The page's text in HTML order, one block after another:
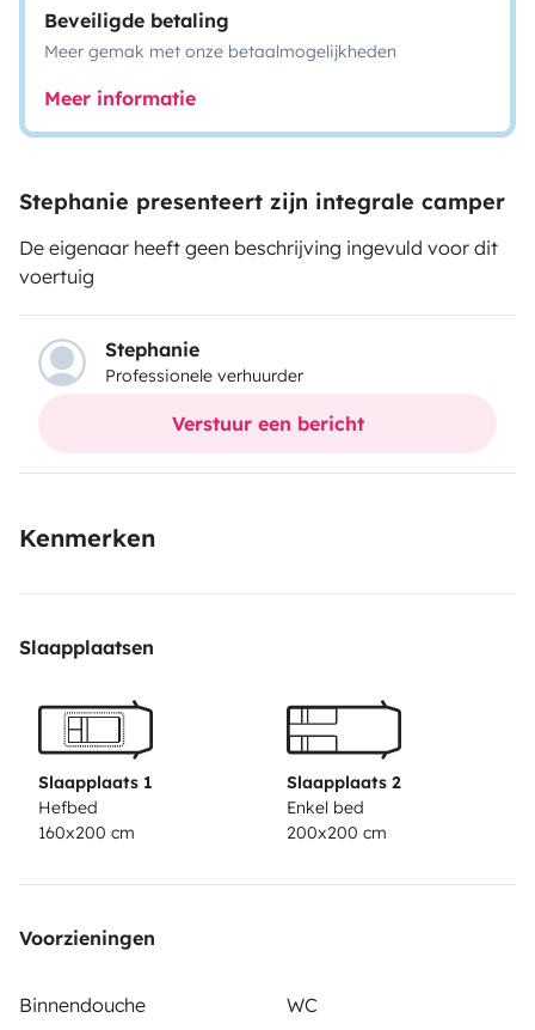
Beveiligde betaling
Meer gemak met onze betaalmogelijkheden
Meer informatie
Stephanie presenteert zijn integrale camper
De eigenaar heeft geen beschrijving ingevuld voor dit
voertuig
Stephanie
Professionele verhuurder
Verstuur een bericht
Kenmerken
Slaapplaatsen
Slaapplaats 1
Hefbed
160x200 cm
Slaapplaats 2
Enkel bed
200x200 cm
Voorzieningen
Binnendouche WC